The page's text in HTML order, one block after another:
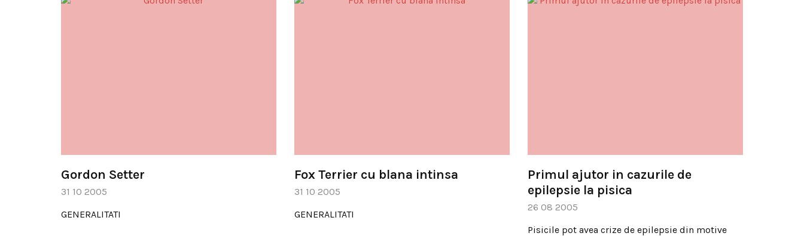
Gordon Setter
31 10 2005
GENERALITATI
Fox Terrier cu blana intinsa
31 10 2005
GENERALITATI
Primul ajutor in cazurile de
epilepsie la pisica
26 08 2005
Pisicile pot avea crize de epilepsie din motive